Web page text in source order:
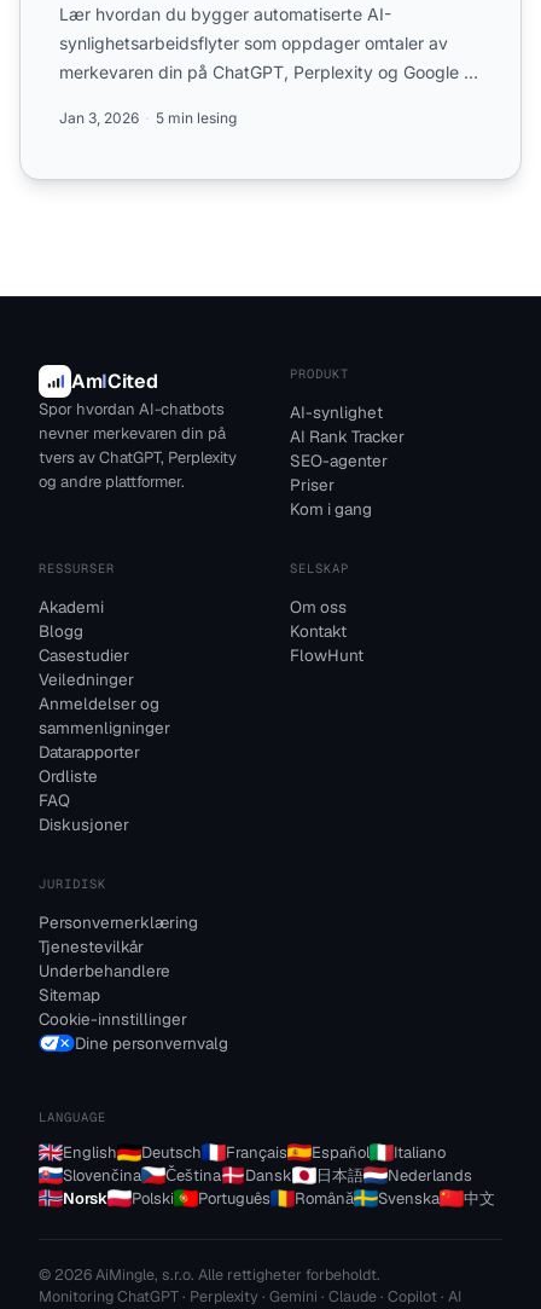
Lær hvordan du bygger automatiserte AI-
synlighetsarbeidsflyter som oppdager omtaler av
merkevaren din på ChatGPT, Perplexity og Google AI
Jan 3, 2026 5 min lesing
AmICited
Spor hvordan AI-chatbots
nevner merkevaren din på
tvers av ChatGPT, Perplexity
og andre plattformer.
PRODUKT
AI-synlighet
AI Rank Tracker
SEO-agenter
Priser
Kom i gang
RESSURSER
Akademi
Blogg
Casestudier
Veiledninger
Anmeldelser og
sammenligninger
Datarapporter
Ordliste
FAQ
Diskusjoner
SELSKAP
Om oss
Kontakt
FlowHunt
JURIDISK
Personvernerklæring
Tjenestevilkår
Underbehandlere
Sitemap
Cookie-innstillinger
Dine personvernvalg
LANGUAGE
English Deutsch Français Español
Italiano
Slovenčina
Čeština Dansk 日本語
Nederlands
Norsk
Polski Português Română Svenska 中文
© 2026 AiMingle, s.r.o. Alle rettigheter forbeholdt.
Monitoring ChatGPT · Perplexity · Gemini · Claude · Copilot · AI